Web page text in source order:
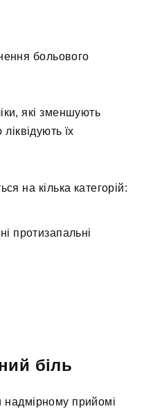
больового
які зменшують
їх
на кілька категорій:
протизапальні
біль
прийомі